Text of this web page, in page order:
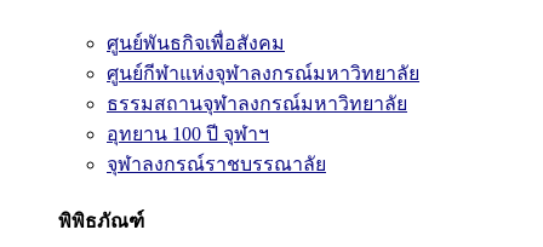
ศูนย์พันธกิจเพื่อสังคม
ศูนย์กีฬาแห่งจุฬาลงกรณ์มหาวิทยาลัย
ธรรมสถานจุฬาลงกรณ์มหาวิทยาลัย
อุทยาน 100 ปี จุฬาฯ
จุฬาลงกรณ์ราชบรรณาลัย
พิพิธภัณฑ์